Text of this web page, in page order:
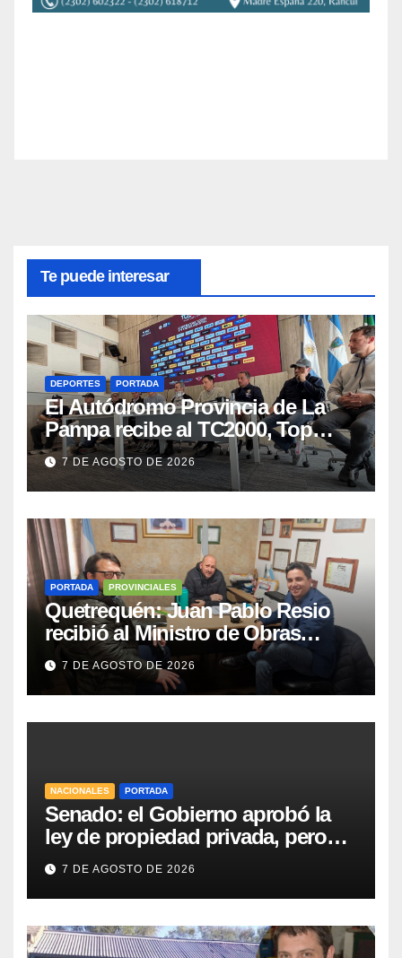
Te puede interesar
DEPORTES PORTADA
El Autódromo Provincia de La
Pampa recibe al TC2000, Top
Race y Fórmula Nacional este fin
de semana
7 DE AGOSTO DE 2026
PORTADA PROVINCIALES
Quetrequén: Juan Pablo Resio
recibió al Ministro de Obras
Públicas y al Presidente de
Vialidad para recorrer la ruta a
Villa Huidobro
7 DE AGOSTO DE 2026
NACIONALES PORTADA
Senado: el Gobierno aprobó la
ley de propiedad privada, pero
tuvo que quitar otro capítulo
7 DE AGOSTO DE 2026